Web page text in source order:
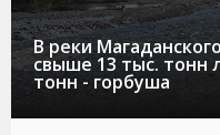
В реки
свыше 13 тыс. тонн
тонн - горбуша